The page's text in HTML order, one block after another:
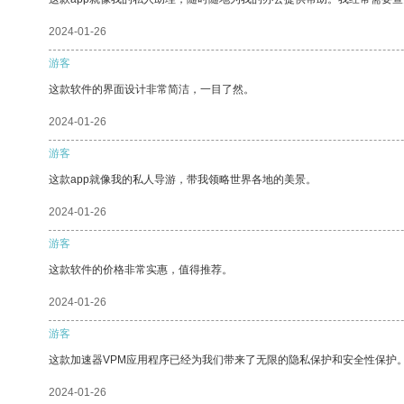
2024-01-26
游客
这款软件的界面设计非常简洁，一目了然。
2024-01-26
游客
这款app就像我的私人导游，带我领略世界各地的美景。
2024-01-26
游客
这款软件的价格非常实惠，值得推荐。
2024-01-26
游客
这款加速器VPM应用程序已经为我们带来了无限的隐私保护和安全性保护
2024-01-26